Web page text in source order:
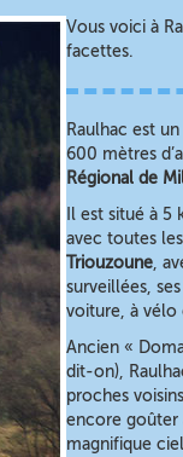
Vous voici à
facettes.
Raulhac est
600 mètres
Régional de
Il est situé à
avec toutes
Triouzoune,
surveillées,
voiture, à vélo
Ancien «
dit-on),
proches
encore goûter
magnifique